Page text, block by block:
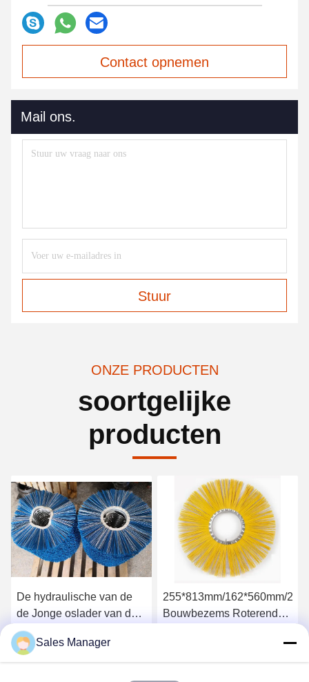
Contact opnemen
Mail ons.
Stuur
ONZE PRODUCTEN
soortgelijke
producten
De hydraulische van de
de Jonge oslader van de
Bezemsteunbalk Borstel
van de de Machtsveger
Krijg Beste Prijs
255*813mm/162*560mm/
Bouwbezems Roterende
Sales Manager